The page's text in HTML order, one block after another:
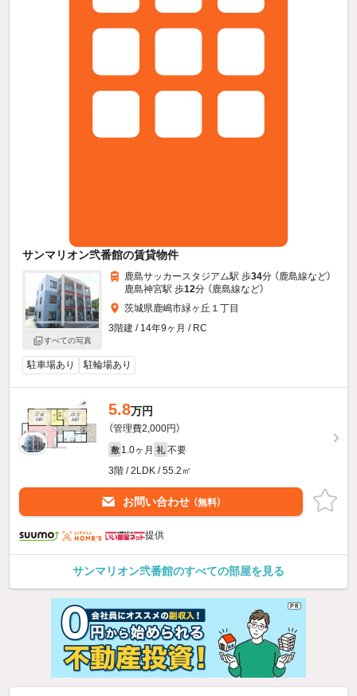
サンマリオン弐番館の賃貸物件
すべての写真
鹿島サッカースタジアム駅 歩34分 （鹿島線など）
鹿島神宮駅 歩12分 （鹿島線など）
茨城県鹿嶋市緑ヶ丘１丁目
3階建 / 14年9ヶ月 / RC
駐車場あり 駐輪場あり
5.8万円
（管理費2,000円）
敷 1.0ヶ月 礼 不要
3階 / 2LDK / 55.2㎡
お問い合わせ （無料）
提供
サンマリオン弐番館のすべての部屋を見る